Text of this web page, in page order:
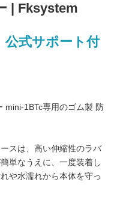
| Fksystem
公式サポート付
mini-1BTc専用のゴム製 防
スは、高い伸縮性のラバ
単なうえに、一度装着し
や水濡れから本体を守っ